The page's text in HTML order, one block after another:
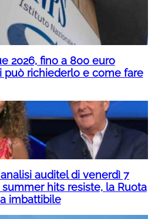
2026, fino a 800 euro
può richiederlo e come fare
auditel di venerdì 7
hits resiste, la Ruota
imbattibile